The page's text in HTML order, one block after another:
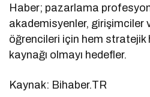
Haber; pazarlama
akademisyenler, girişimciler
öğrencileri için hem stratejik
kaynağı olmayı hedefler.
Kaynak: Bihaber.TR